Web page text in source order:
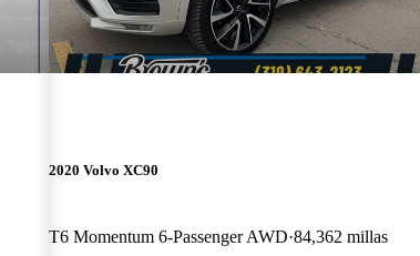
2020 Volvo XC90
T6 Momentum 6-Passenger AWD 84,362 millas